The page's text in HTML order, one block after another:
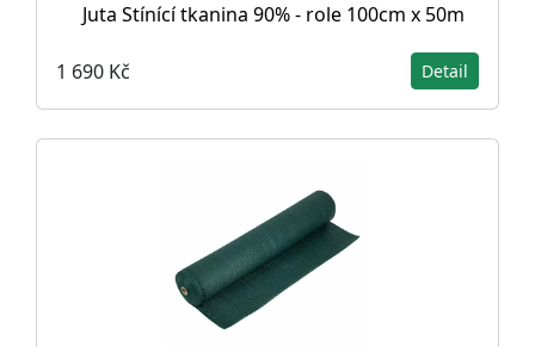
Juta Stínící tkanina 90% - role 100cm x 50m
1 690 Kč Detail